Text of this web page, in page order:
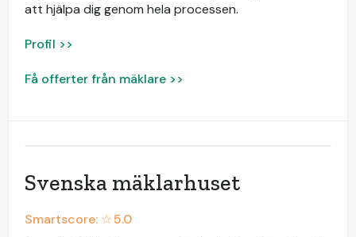
att hjälpa dig genom hela processen.
Profil >>
Få offerter från mäklare >>
Svenska mäklarhuset
Smartscore: ☆5.0